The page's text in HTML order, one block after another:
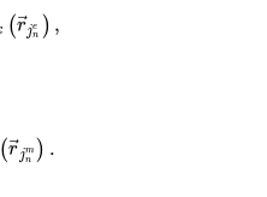
(r⃗je
n
) ,
(r⃗jm
n
) .